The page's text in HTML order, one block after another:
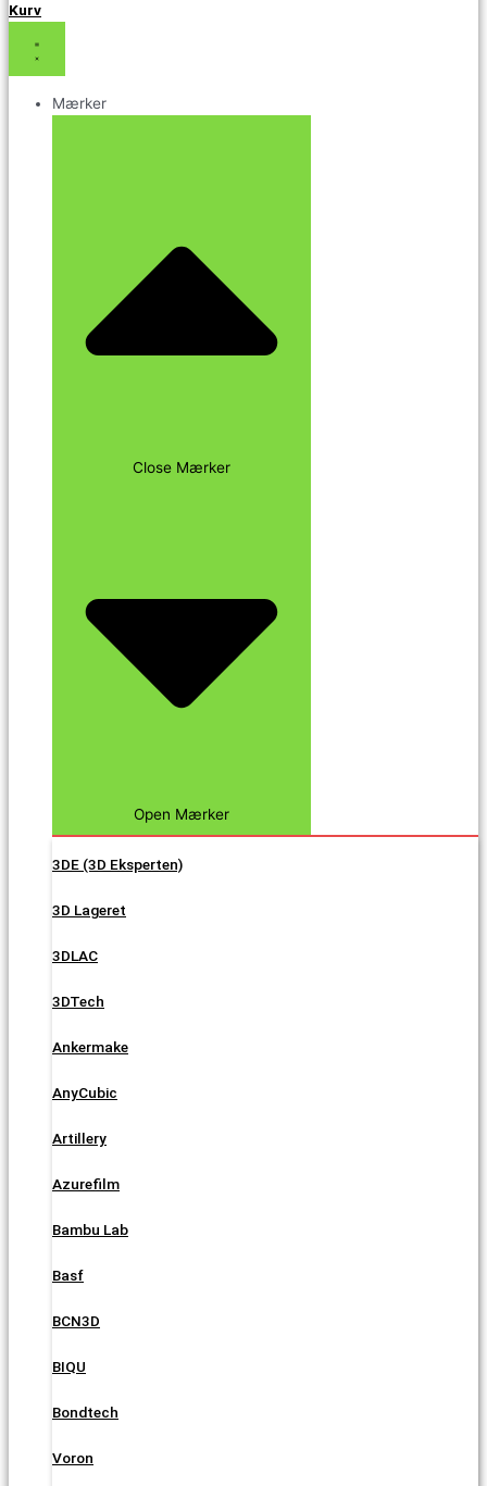
Kurv
Mærker
Close Mærker
Open Mærker
3DE (3D Eksperten)
3D Lageret
3DLAC
3DTech
Ankermake
AnyCubic
Artillery
Azurefilm
Bambu Lab
Basf
BCN3D
BIQU
Bondtech
Voron